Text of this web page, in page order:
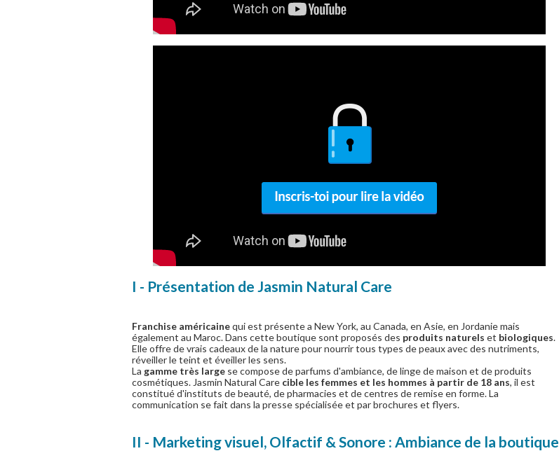
I - Présentation de Jasmin Natural Care
Franchise américainequi est présente a New York, au Canada, en Asie, en Jordanie mais
également au Maroc. Dans cette boutique sont proposés des produits naturels et biologiques.
Elle offre de vrais cadeaux de la nature pour nourrir tous types de peaux avec des nutriments,
réveiller le teint et éveiller les sens.
La gamme très large se compose de parfums d'ambiance, de linge de maison et de produits
cosmétiques. Jasmin Natural Care cible les femmes et les hommes à partir de 18 ans, il est
constitué d'instituts de beauté, de pharmacies et de centres de remise en forme. La
communication se fait dans la presse spécialisée et par brochures et flyers.
II - Marketing visuel, Olfactif & Sonore : Ambiance de la boutique